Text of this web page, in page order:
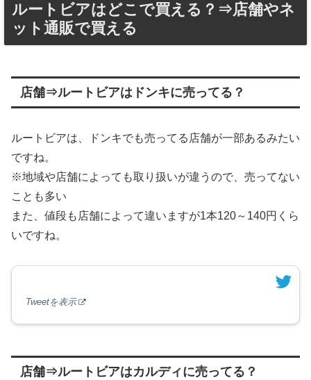
ルートビアはどこで買える？⇒店舗やネ
ット通販で買える
店舗⇒ルートビアはドンキに売ってる？
ルートビアは、ドンキでも売ってる店舗が一部あるみたい
ですね。
※地域や店舗によっても取り扱いが違うので、売ってない
ことも多い
また、値段も店舗によって違いますが1本120～140円くら
いですね。
Tweetを表示
店舗⇒ルートビアはカルディに売ってる？